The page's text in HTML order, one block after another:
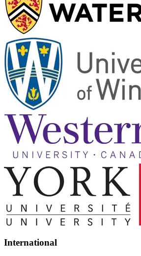
International